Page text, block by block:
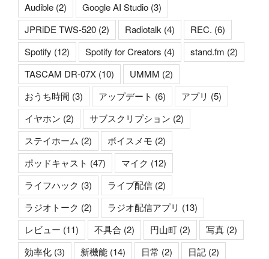
Audible (2) Google AI Studio (3)
JPRiDE TWS-520 (2) Radiotalk (4) REC. (6)
Spotify (12) Spotify for Creators (4) stand.fm (2)
TASCAM DR-07X (10) UMMM (2)
おうち時間 (3) アップデート (6) アプリ (5)
イヤホン (2) サブスクリプション (2)
ステイホーム (2) ボイスメモ (2)
ポッドキャスト (47) マイク (12)
ライフハック (3) ライブ配信 (2)
ラジオトーク (2) ラジオ配信アプリ (13)
レビュー (11) 不具合 (2) 円山町 (2) 写真 (2)
効率化 (3) 新機能 (14) 日常 (2) 日記 (2)